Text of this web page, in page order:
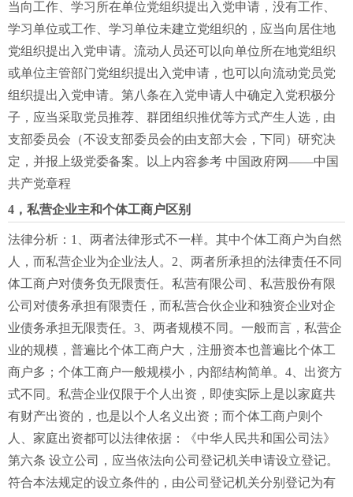
当向工作、学习所在单位党组织提出入党申请，没有工作、
学习单位或工作、学习单位未建立党组织的，应当向居住地
党组织提出入党申请。流动人员还可以向单位所在地党组织
或单位主管部门党组织提出入党申请，也可以向流动党员党
组织提出入党申请。第八条在入党申请人中确定入党积极分
子，应当采取党员推荐、群团组织推优等方式产生人选，由
支部委员会（不设支部委员会的由支部大会，下同）研究决
定，并报上级党委备案。以上内容参考 中国政府网——中国
共产党章程
4，私营企业主和个体工商户区别
法律分析：1、两者法律形式不一样。其中个体工商户为自然
人，而私营企业为企业法人。2、两者所承担的法律责任不同
体工商户对债务负无限责任。私营有限公司、私营股份有限
公司对债务承担有限责任，而私营合伙企业和独资企业对企
业债务承担无限责任。3、两者规模不同。一般而言，私营企
业的规模，普遍比个体工商户大，注册资本也普遍比个体工
商户多；个体工商户一般规模小，内部结构简单。4、出资方
式不同。私营企业仅限于个人出资，即使实际上是以家庭共
有财产出资的，也是以个人名义出资；而个体工商户则个
人、家庭出资都可以法律依据：《中华人民共和国公司法》
第六条 设立公司，应当依法向公司登记机关申请设立登记。
符合本法规定的设立条件的，由公司登记机关分别登记为有